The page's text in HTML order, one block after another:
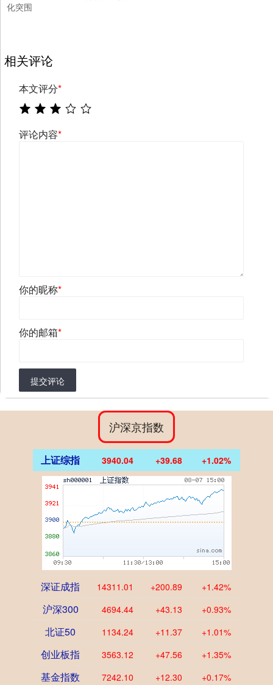
化突围
相关评论
本文评分*
评论内容*
你的昵称*
你的邮箱*
提交评论
沪深京指数
上证综指 3940.04 +39.68 +1.02%
深证成指 14311.01 +200.89 +1.42%
沪深300 4694.44 +43.13 +0.93%
北证50 1134.24 +11.37 +1.01%
创业板指 3563.12 +47.56 +1.35%
基金指数 7242.10 +12.30 +0.17%